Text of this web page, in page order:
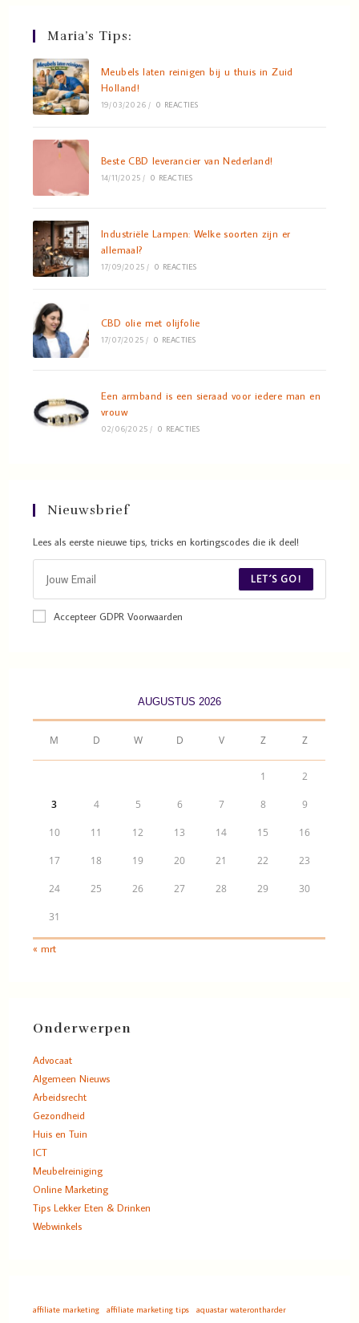
Maria’s Tips:
Meubels laten reinigen bij u thuis in Zuid
Holland!
19/03/2026 / 0 REACTIES
Beste CBD leverancier van Nederland!
14/11/2025 / 0 REACTIES
Industriële Lampen: Welke soorten zijn er
allemaal?
17/09/2025 / 0 REACTIES
CBD olie met olijfolie
17/07/2025 / 0 REACTIES
Een armband is een sieraad voor iedere man en
vrouw
02/06/2025 / 0 REACTIES
Nieuwsbrief
Lees als eerste nieuwe tips, tricks en kortingscodes die ik deel!
LET´S GO!
Accepteer GDPR Voorwaarden
AUGUSTUS 2026
M D W D V Z Z
1 2
3 4 5 6 7 8 9
10 11 12 13 14 15 16
17 18 19 20 21 22 23
24 25 26 27 28 29 30
31
« mrt
Onderwerpen
Advocaat
Algemeen Nieuws
Arbeidsrecht
Gezondheid
Huis en Tuin
ICT
Meubelreiniging
Online Marketing
Tips Lekker Eten & Drinken
Webwinkels
affiliate marketing affiliate marketing tips
aquastar waterontharder